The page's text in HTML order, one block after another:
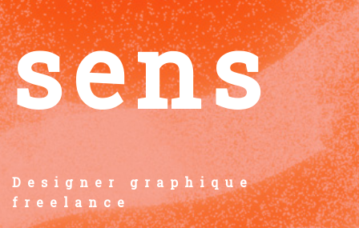
sens
Designer graphique
freelance